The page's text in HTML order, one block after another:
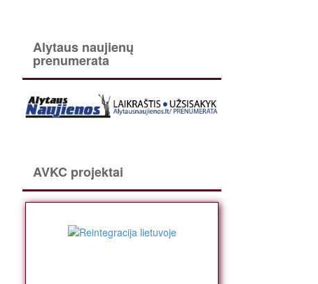
Alytaus naujienų
prenumerata
AVKC projektai